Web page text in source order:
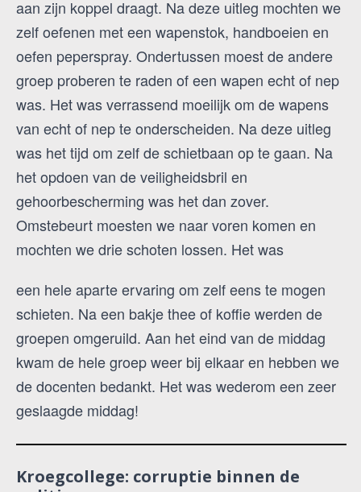
aan zijn koppel draagt. Na deze uitleg mochten we
zelf oefenen met een wapenstok, handboeien en
oefen peperspray. Ondertussen moest de andere
groep proberen te raden of een wapen echt of nep
was. Het was verrassend moeilijk om de wapens
van echt of nep te onderscheiden. Na deze uitleg
was het tijd om zelf de schietbaan op te gaan. Na
het opdoen van de veiligheidsbril en
gehoorbescherming was het dan zover.
Omstebeurt moesten we naar voren komen en
mochten we drie schoten lossen. Het was
een hele aparte ervaring om zelf eens te mogen
schieten. Na een bakje thee of koffie werden de
groepen omgeruild. Aan het eind van de middag
kwam de hele groep weer bij elkaar en hebben we
de docenten bedankt. Het was wederom een zeer
geslaagde middag!
Kroegcollege: corruptie binnen de